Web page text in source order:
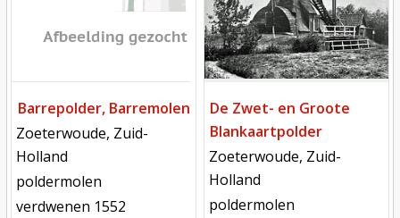
Barrepolder, Barremolen
locatie
Zoeterwoude, Zuid-
Holland
functie
poldermolen
verdwenen
verdwenen 1552
De Zwet- en Groote
Blankaartpolder
locatie
Zoeterwoude, Zuid-
Holland
functie
poldermolen